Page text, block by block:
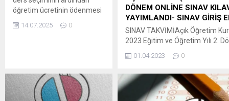
öğretim ücretinin ödenmesi
Öğrenciler, OBS’ye giriş
derslerini seçebilecektir. Yaz
okulunda her öğrenci en
14.07.2025 0
DÖNEM ONLİNE SINAV
YAYIMLANDI- SINAV GİRİŞ
SINAV TAKVİMİAçık Öğretim
2023 Eğitim ve Öğretim Yılı 2.
24.04.2023 (saat 09.30’dan) –
açılacaktır.Ceza ve infaz
bulunan tutuklu ve hükümlü
01.04.2023 0